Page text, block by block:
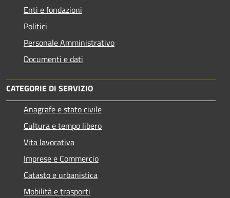
Enti e fondazioni
Politici
Personale Amministrativo
Documenti e dati
CATEGORIE DI SERVIZIO
Anagrafe e stato civile
Cultura e tempo libero
Vita lavorativa
Imprese e Commercio
Catasto e urbanistica
Mobilità e trasporti